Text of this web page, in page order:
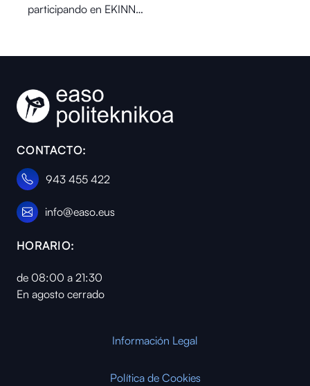
participando en EKINN…
CONTACTO:
943 455 422
info@easo.eus
HORARIO:
de 08:00 a 21:30
En agosto cerrado
Información Legal
Política de Cookies